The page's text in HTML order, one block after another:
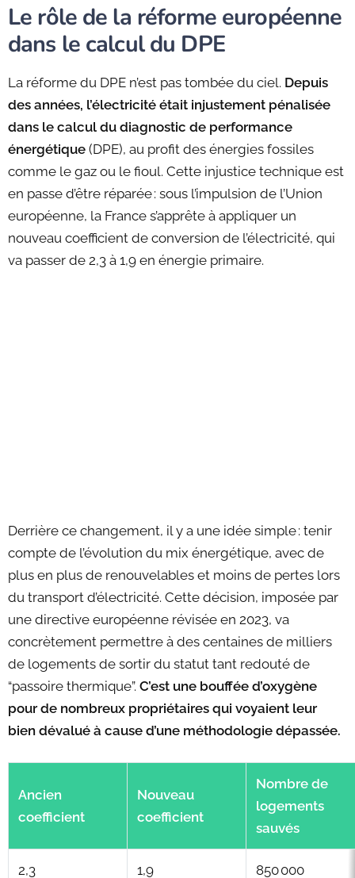
Le rôle de la réforme européenne
dans le calcul du DPE
La réforme du DPE n’est pas tombée du ciel. Depuis
des années, l’électricité était injustement pénalisée
dans le calcul du diagnostic de performance
énergétique (DPE), au profit des énergies fossiles
comme le gaz ou le fioul. Cette injustice technique est
en passe d’être réparée : sous l’impulsion de l’Union
européenne, la France s’apprête à appliquer un
nouveau coefficient de conversion de l’électricité, qui
va passer de 2,3 à 1,9 en énergie primaire.
Derrière ce changement, il y a une idée simple : tenir
compte de l’évolution du mix énergétique, avec de
plus en plus de renouvelables et moins de pertes lors
du transport d’électricité. Cette décision, imposée par
une directive européenne révisée en 2023, va
concrètement permettre à des centaines de milliers
de logements de sortir du statut tant redouté de
“passoire thermique”. C’est une bouffée d’oxygène
pour de nombreux propriétaires qui voyaient leur
bien dévalué à cause d’une méthodologie dépassée.
Ancien
coefficient
Nouveau
coefficient
Nombre de
logements
sauvés
2,3 1,9 850 000